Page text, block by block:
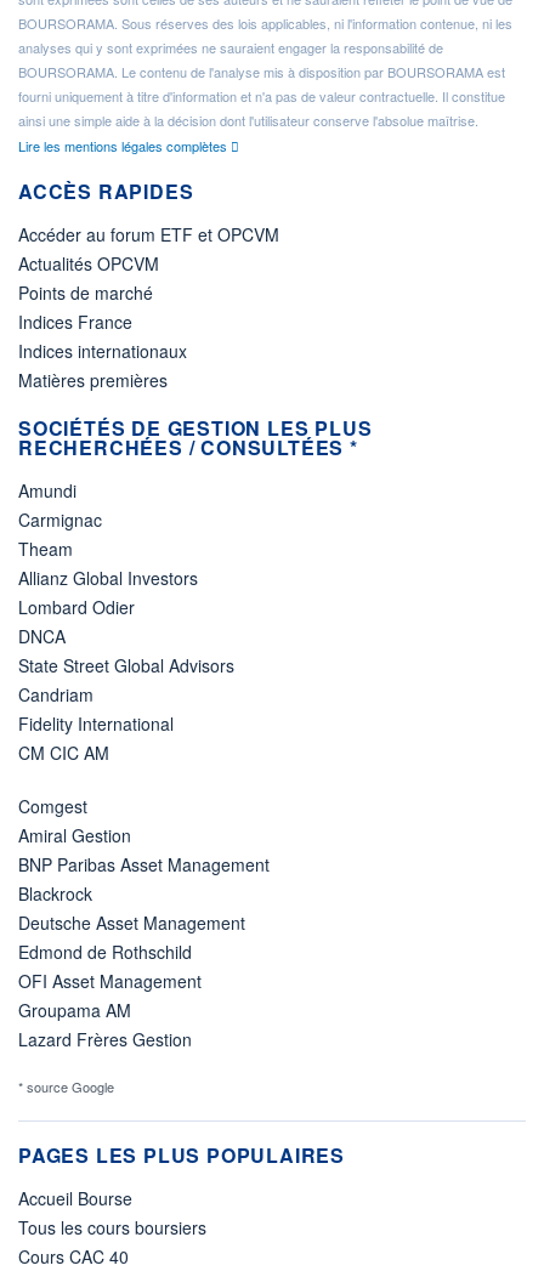
BOURSORAMA. Sous réserves des lois applicables, ni l'information contenue, ni les
analyses qui y sont exprimées ne sauraient engager la responsabilité de
BOURSORAMA. Le contenu de l'analyse mis à disposition par BOURSORAMA est
fourni uniquement à titre d'information et n'a pas de valeur contractuelle. Il constitue
ainsi une simple aide à la décision dont l'utilisateur conserve l'absolue maîtrise.
Lire les mentions légales complètes
ACCÈS RAPIDES
Accéder au forum ETF et OPCVM
Actualités OPCVM
Points de marché
Indices France
Indices internationaux
Matières premières
SOCIÉTÉS DE GESTION LES PLUS
RECHERCHÉES / CONSULTÉES *
Amundi
Carmignac
Theam
Allianz Global Investors
Lombard Odier
DNCA
State Street Global Advisors
Candriam
Fidelity International
CM CIC AM
Comgest
Amiral Gestion
BNP Paribas Asset Management
Blackrock
Deutsche Asset Management
Edmond de Rothschild
OFI Asset Management
Groupama AM
Lazard Frères Gestion
* source Google
PAGES LES PLUS POPULAIRES
Accueil Bourse
Tous les cours boursiers
Cours CAC 40